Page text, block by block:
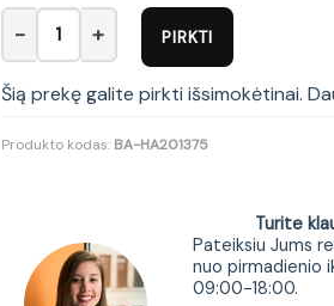
produkto kiekis: Biuro kėdė TORINO chair
PIRKTI
Šią prekę galite pirkti išsimokėtinai.
Produkto kodas: BA-HA201375
Turite
Pateiksiu Jums
nuo pirmadienio
09:00-18:00.